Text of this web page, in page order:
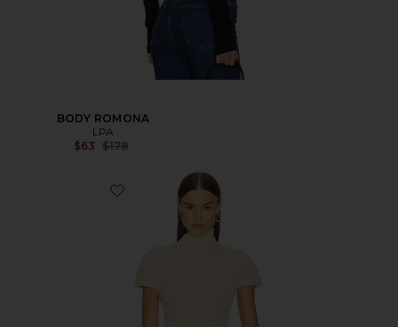
BODY ROMONA
LPA
$63 Precio anterior:
$178